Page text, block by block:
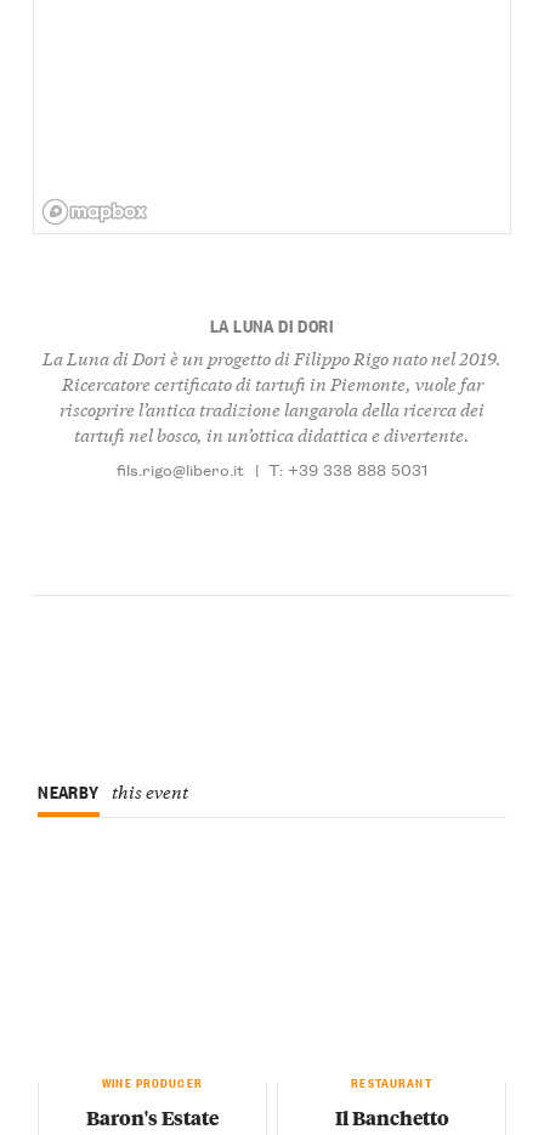
LA LUNA DI DORI
La Luna di Dori è un progetto di Filippo Rigo nato nel 2019.
Ricercatore certificato di tartufi in Piemonte, vuole far
riscoprire l’antica tradizione langarola della ricerca dei
tartufi nel bosco, in un’ottica didattica e divertente.
fils.rigo@libero.it | T: +39 338 888 5031
NEARBY this event
WINE PRODUCER
Baron's Estate
RESTAURANT
Il Banchetto